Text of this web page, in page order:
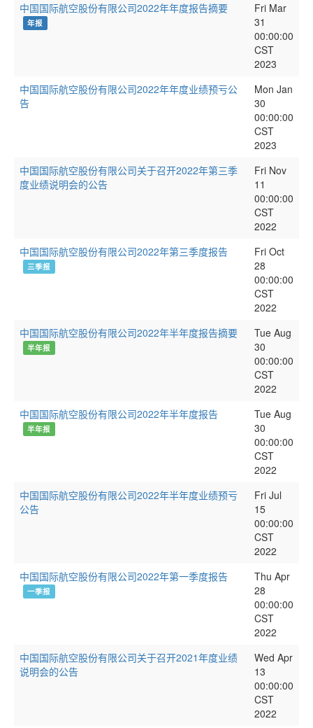
中国国际航空股份有限公司2022年年度报告摘要
年报
Fri Mar
31
00:00:00
CST
2023
中国国际航空股份有限公司2022年年度业绩预亏公
告
Mon Jan
30
00:00:00
CST
2023
中国国际航空股份有限公司关于召开2022年第三季
度业绩说明会的公告
Fri Nov
11
00:00:00
CST
2022
中国国际航空股份有限公司2022年第三季度报告
三季报
Fri Oct
28
00:00:00
CST
2022
中国国际航空股份有限公司2022年半年度报告摘要
半年报
Tue Aug
30
00:00:00
CST
2022
中国国际航空股份有限公司2022年半年度报告
半年报
Tue Aug
30
00:00:00
CST
2022
中国国际航空股份有限公司2022年半年度业绩预亏
公告
Fri Jul
15
00:00:00
CST
2022
中国国际航空股份有限公司2022年第一季度报告
一季报
Thu Apr
28
00:00:00
CST
2022
中国国际航空股份有限公司关于召开2021年度业绩
说明会的公告
Wed Apr
13
00:00:00
CST
2022